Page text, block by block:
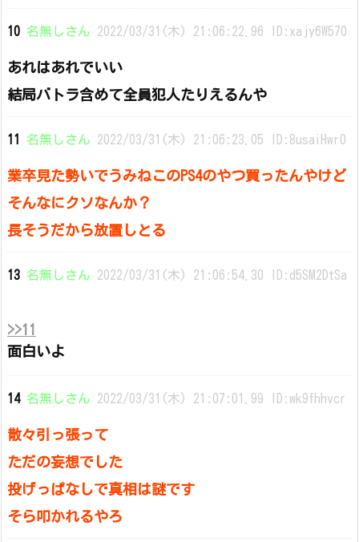
10 名無しさん 2022/03/31(木) 21:06:22.96 ID:xajy6W570
あれはあれでいい
結局バトラ含めて全員犯人たりえるんや
11 名無しさん 2022/03/31(木) 21:06:23.05 ID:8usaiHwr0
業卒見た勢いでうみねこのPS4のやつ買ったんやけど
そんなにクソなんか？
長そうだから放置しとる
13 名無しさん 2022/03/31(木) 21:06:54.30 ID:d5SM2DtSa
>>11
面白いよ
14 名無しさん 2022/03/31(木) 21:07:01.99 ID:wk9fhhvcr
散々引っ張って
ただの妄想でした
投げっぱなしで真相は謎です
そら叩かれるやろ